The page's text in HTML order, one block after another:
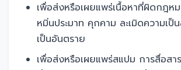
เพื่อส่งหรือเผยแพร่เนื้อหาที่ผิดกฎห
หมิ่นประมาท คุกคาม ละเมิดความเป็
เป็นอันตราย
เพื่อส่งหรือเผยแพร่สแปม การสื่อสา